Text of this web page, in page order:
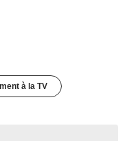
à la TV